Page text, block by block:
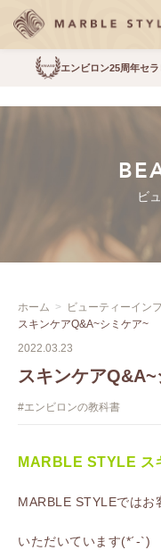
エンビロン25周年セ
ビ
ホーム ビューティーイン
スキンケアQ&A~シミケア~
2022.03.23
スキンケア
#エンビロンの教科書
MARBLE STYLE ス
MARBLE STYLEではお
いただいています(*´-`)